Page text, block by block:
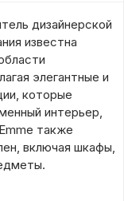
дизайнерской
известна
элегантные и
которые
интерьер,
также
включая шкафы,